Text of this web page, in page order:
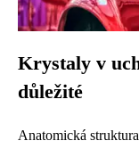
Krystaly v
důležité
Anatomická